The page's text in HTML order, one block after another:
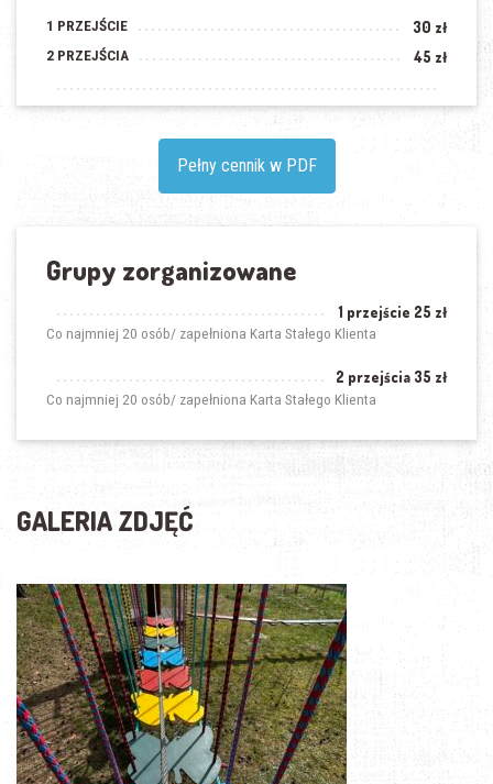
1 PRZEJŚCIE 30 zł
2 PRZEJŚCIA 45 zł
Pełny cennik w PDF
Grupy zorganizowane
1 przejście 25 zł
Co najmniej 20 osób/ zapełniona Karta Stałego Klienta
2 przejścia 35 zł
Co najmniej 20 osób/ zapełniona Karta Stałego Klienta
GALERIA ZDJĘĆ